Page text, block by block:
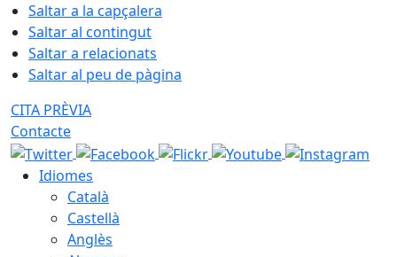
Saltar a la capçalera
Saltar al contingut
Saltar a relacionats
Saltar al peu de pàgina
CITA PRÈVIA
Contacte
Idiomes
Català
Castellà
Anglès